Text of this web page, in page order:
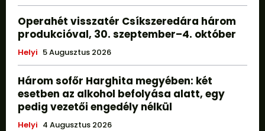
Operahét visszatér Csíkszeredára három
produkcióval, 30. szeptember–4. október
Helyi 5 Augusztus 2026
Három sofőr Harghita megyében: két
esetben az alkohol befolyása alatt, egy
pedig vezetői engedély nélkül
Helyi 4 Augusztus 2026